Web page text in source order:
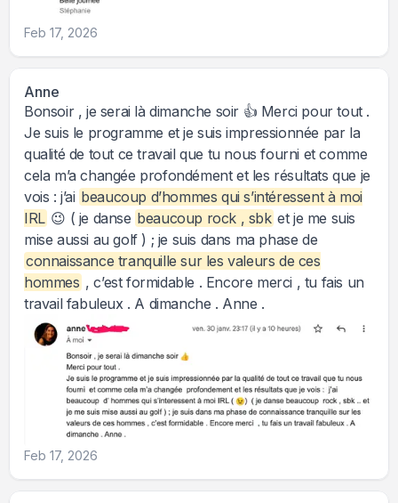
Feb 17, 2026
Anne
Bonsoir , je serai là dimanche soir 👍 Merci pour tout .
Je suis le programme et je suis impressionnée par la
qualité de tout ce travail que tu nous fourni et comme
cela m’a changée profondément et les résultats que je
vois : j’ai beaucoup d’hommes qui s’intéressent à moi
IRL 😉 ( je danse beaucoup rock , sbk et je me suis
mise aussi au golf ) ; je suis dans ma phase de
connaissance tranquille sur les valeurs de ces
hommes , c’est formidable . Encore merci , tu fais un
travail fabuleux . A dimanche . Anne .
Feb 17, 2026